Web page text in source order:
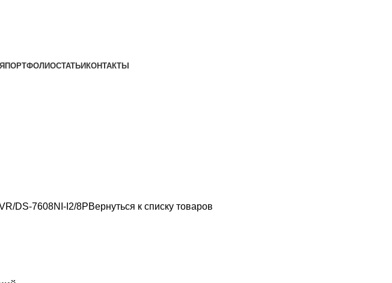
ПОРТФОЛИОСТАТЬИ КОНТАКТЫ
DS-7608NI-I2/8PВернуться к списку товаров